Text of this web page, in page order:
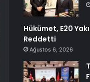
Hükümet, E20
Reddetti
Ağustos 6, 2026